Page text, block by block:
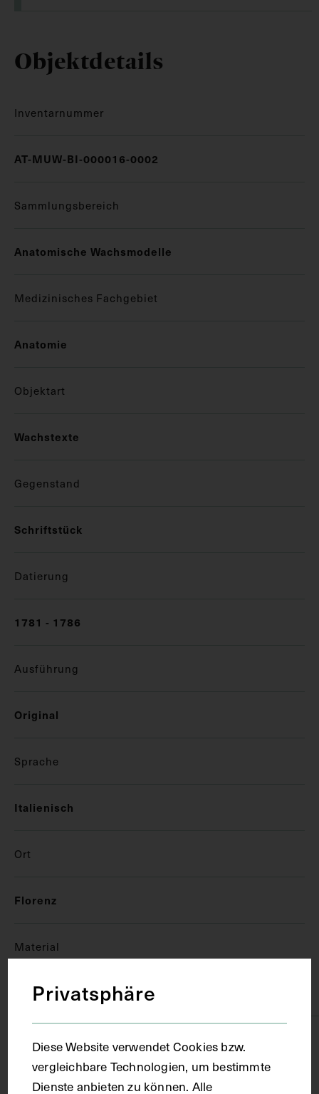
Objektdetails
Inventarnummer
AT-MUW-BI-000016-0002
Sammlungsbereich
Anatomische Wachsmodelle
Medizinisches Fachgebiet
Anatomie
Objektart
Wachstexte
Gegenstand
Schriftstück
Datierung
1781 - 1786
Ausführung
Original
Sprache
Italienisch
Ort
Florenz
Material
Papier
Handschrift
Privatsphäre
Diese Website verwendet Cookies bzw.
vergleichbare Technologien, um bestimmte
Dienste anbieten zu können. Alle